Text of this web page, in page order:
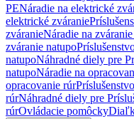
PENáradie na elektrické
elektrické zváranie
zváranieNáradie na
zváranie natupo
natupoNáhradné diely pre
natupoNáradie na
opracovanie rúr
rúrNáhradné diely pre
rúrOvládacie pomôcky